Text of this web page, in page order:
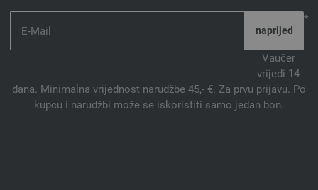
*
Vaučer
vrijedi 14
dana. Minimalna vrijednost narudžbe 45,- €. Za prvu prijavu. Po
kupcu i narudžbi može se iskoristiti samo jedan bon.